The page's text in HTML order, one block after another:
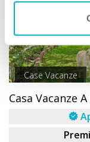
Case Vacanze
Casa Vacanze